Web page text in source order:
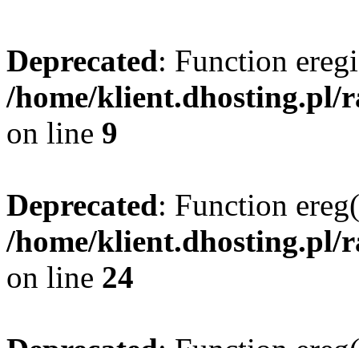
Deprecated: Function
/home/klient.dhosting.pl/
on line 9
Deprecated: Function
/home/klient.dhosting.pl/
on line 24